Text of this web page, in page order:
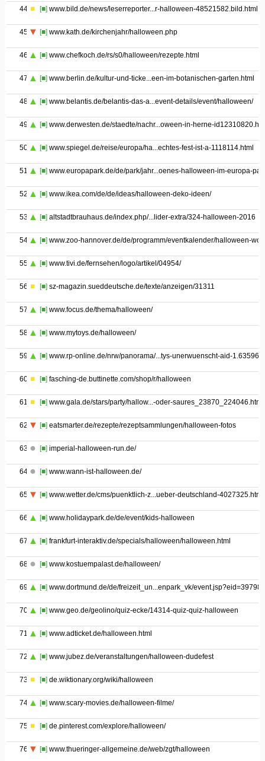
44 [■] www.bild.de/news/leserreporter...r-halloween-48521582.bild.html
45 [■] www.kath.de/kirchenjahr/halloween.php
46 [■] www.chefkoch.de/rs/s0/halloween/rezepte.html
47 [■] www.berlin.de/kultur-und-ticke...een-im-botanischen-garten.html
48 [■] www.belantis.de/belantis-das-a...event-details/event/halloween/
49 [■] www.derwesten.de/staedte/nachr...oween-in-herne-
50 [■] www.spiegel.de/reise/europa/ha...echtes-fest-ist-a-1118114.html
51 [■] www.europapark.de/de/park/jahr...oenes-halloween-im-europa-
52 [■] www.ikea.com/de/de/ideas/halloween-deko-ideen/
53 [■] altstadtbrauhaus.de/index.php/...lider-extra/324-halloween-2016
54 [■] www.zoo-hannover.de/de/programm/eventkalender/halloween-
55 [■] www.tivi.de/fernsehen/logo/artikel/04954/
56 [■] sz-magazin.sueddeutsche.de/texte/anzeigen/31311
57 [■] www.focus.de/thema/halloween/
58 [■] www.mytoys.de/halloween/
59 [■] www.rp-online.de/nrw/panorama/...tys-unerwuenscht-aid-
60 [■] fasching-de.buttinette.com/shop/r/halloween
61 [■] www.gala.de/stars/party/hallow...-oder-saures_23870_224046.html
62 [■] eatsmarter.de/rezepte/rezeptsammlungen/halloween-fotos
63 [■] imperial-halloween-run.de/
64 [■] www.wann-ist-halloween.de/
65 [■] www.wetter.de/cms/puenktlich-z...ueber-deutschland-4027325.html
66 [■] www.holidaypark.de/de/event/kids-halloween
67 [■] frankfurt-interaktiv.de/specials/halloween/halloween.html
68 [■] www.kostuempalast.de/halloween/
69 [■] www.dortmund.de/de/freizeit_un...enpark_vk/event.jsp?eid=397985
70 [■] www.geo.de/geolino/quiz-ecke/14314-quiz-quiz-halloween
71 [■] www.adticket.de/halloween.html
72 [■] www.jubez.de/veranstaltungen/halloween-dudefest
73 [■] de.wiktionary.org/wiki/halloween
74 [■] www.scary-movies.de/halloween-filme/
75 [■] de.pinterest.com/explore/halloween/
76 [■] www.thueringer-allgemeine.de/web/zgt/halloween